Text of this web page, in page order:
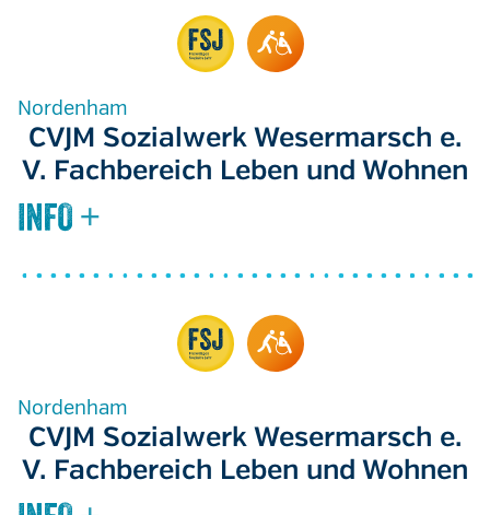
Nordenham
CVJM Sozialwerk Wesermarsch e.
V. Fachbereich Leben und Wohnen
Nordenham
CVJM Sozialwerk Wesermarsch e.
V. Fachbereich Leben und Wohnen